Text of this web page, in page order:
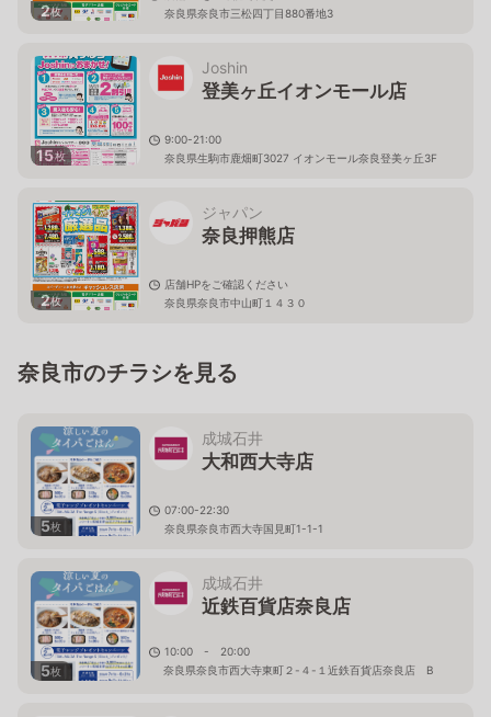
2枚
奈良県奈良市三松四丁目880番地3
15枚
Joshin
登美ヶ丘イオンモール店
9:00-21:00
奈良県生駒市鹿畑町3027 イオンモール奈良登美ヶ丘3F
2枚
ジャパン
奈良押熊店
店舗HPをご確認ください
奈良県奈良市中山町１４３０
奈良市のチラシを見る
5枚
成城石井
大和西大寺店
07:00-22:30
奈良県奈良市西大寺国見町1-1-1
5枚
成城石井
近鉄百貨店奈良店
10:00 - 20:00
奈良県奈良市西大寺東町２-４-１近鉄百貨店奈良店 B